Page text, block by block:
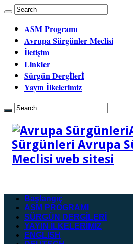
ASM Programı
Avrupa Sürgünler Meclisi
İletişim
Linkler
Sürgün Dergİlerİ
Yayın İlkelerimiz
Sürgünleri Avrupa
Meclisi web sitesi
Başlangıç
ASM PROGRAMI
SÜRGÜN DERGİLERİ
YAYIN İLKELERİMİZ
ENGLISH